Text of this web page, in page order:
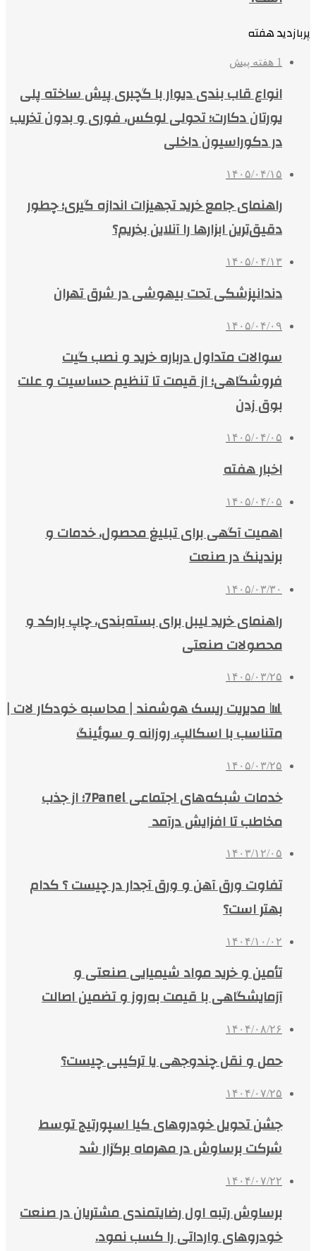
پربازدید هفته
1 هفته پیش
انواع قاب بندی دیوار با گچبری پیش ساخته پلی
یورتان دکارت؛ تحولی لوکس، فوری و بدون تخریب
در دکوراسیون داخلی
۱۴۰۵/۰۴/۱۵
راهنمای جامع خرید تجهیزات اندازه گیری؛ چطور
دقیق‌ترین ابزارها را آنلاین بخریم؟
۱۴۰۵/۰۴/۱۳
دندانپزشکی تحت بیهوشی در شرق تهران
۱۴۰۵/۰۴/۰۹
سوالات متداول درباره خرید و نصب گیت
فروشگاهی؛ از قیمت تا تنظیم حساسیت و علت
بوق زدن
۱۴۰۵/۰۴/۰۵
اخبار هفته
۱۴۰۵/۰۴/۰۵
اهمیت آگهی برای تبلیغ محصول، خدمات و
برندینگ در صنعت
۱۴۰۵/۰۳/۳۰
راهنمای خرید لیبل برای بسته‌بندی، چاپ بارکد و
محصولات صنعتی
۱۴۰۵/۰۳/۲۵
📊 مدیریت ریسک هوشمند | محاسبه خودکار لات |
متناسب با اسکالپ، روزانه و سوئینگ
۱۴۰۵/۰۳/۲۵
خدمات شبکه‌های اجتماعی 7Panel؛ از جذب
مخاطب تا افزایش درآمد
۱۴۰۳/۱۲/۰۵
تفاوت ورق آهن و ورق آجدار در چیست ؟ کدام
بهتر است؟
۱۴۰۴/۱۰/۰۲
تأمین و خرید مواد شیمیایی صنعتی و
آزمایشگاهی با قیمت به‌روز و تضمین اصالت
۱۴۰۴/۰۸/۲۶
حمل و نقل چندوجهی یا ترکیبی چیست؟
۱۴۰۴/۰۷/۲۵
جشن تحویل خودروهای کیا اسپورتیج توسط
شرکت برساوش در مهرماه برگزار شد
۱۴۰۴/۰۷/۲۲
برساوش رتبه اول رضایتمندی مشتریان در صنعت
خودروهای وارداتی را کسب نمود.